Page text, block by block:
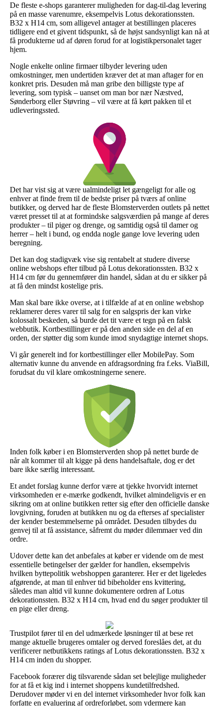
De fleste e-shops garanterer muligheden for dag-til-dag levering
på en masse varenumre, eksempelvis Lotus dekorationssten.
B32 x H14 cm, som alligevel antager at bestillingen placeres
tidligere end et givent tidspunkt, så de højst sandsynligt kan nå at
få produkterne ud af døren forud for at logistikpersonalet tager
hjem.
Nogle enkelte online firmaer tilbyder levering uden
omkostninger, men undertiden kræver det at man aftager for en
konkret pris. Desuden må man gribe den billigste type af
levering, som typisk – uanset om man bor nær Næstved,
Sønderborg eller Støvring – vil være at få kørt pakken til et
udleveringssted.
Det har vist sig at være ualmindeligt let gængeligt for alle og
enhver at finde frem til de bedste priser på tværs af online
butikker, og derved har de fleste Blomsterverden outlets på nettet
været presset til at at formindske salgsværdien på mange af deres
produkter – til piger og drenge, og samtidig også til damer og
herrer – helt i bund, og endda nogle gange love levering uden
beregning.
Det kan dog stadigvæk vise sig rentabelt at studere diverse
online webshops efter tilbud på Lotus dekorationssten. B32 x
H14 cm før du gennemfører din handel, sådan at du er sikker på
at få den mindst kostelige pris.
Man skal bare ikke overse, at i tilfælde af at en online webshop
reklamerer deres varer til salg for en salgspris der kan virke
kolossalt beskeden, så burde det tit være et tegn på en falsk
webbutik. Kortbestillinger er på den anden side en del af en
orden, der støtter dig som kunde imod snydagtige internet shops.
Vi går generelt ind for kortbestillinger eller MobilePay. Som
alternativ kunne du anvende en afdragsordning fra f.eks. ViaBill,
forudsat du vil klare omkostningerne senere.
Inden folk køber i en Blomsterverden shop på nettet burde de
når alt kommer til alt kigge på dens handelsaftale, dog er det
bare ikke særlig interessant.
Et andet forslag kunne derfor være at tjekke hvorvidt internet
virksomheden er e-mærke godkendt, hvilket almindeligvis er en
sikring om at online butikken retter sig efter den officielle danske
lovgivning, foruden at butikken nu og da efterses af specialister
der kender bestemmelserne på området. Desuden tilbydes du
genvej til at få assistance, såfremt du møder dilemmaer ved din
ordre.
Udover dette kan det anbefales at køber er vidende om de mest
essentielle betingelser der gælder for handlen, eksempelvis
hvilken byttepolitik webshoppen garanterer. Her er det ligeledes
afgørende, at man til enhver tid bibeholder ens kvittering,
således man altid vil kunne dokumentere ordren af Lotus
dekorationssten. B32 x H14 cm, hvad end du søger produkter til
en pige eller dreng.
Trustpilot fører til en del udmærkede løsninger til at bese ret
mange aktuelle brugeres omtaler og derved foreslåes det, at du
verificerer netbutikkens ratings af Lotus dekorationssten. B32 x
H14 cm inden du shopper.
Facebook forærer dig tilsvarende sådan set belejlige muligheder
for at få et kig ind i internet shoppens kundetilfredshed.
Derudover møder vi en del internet virksomheder hvor folk kan
forfatte en evaluering af ordreforløbet, som ydermere kan